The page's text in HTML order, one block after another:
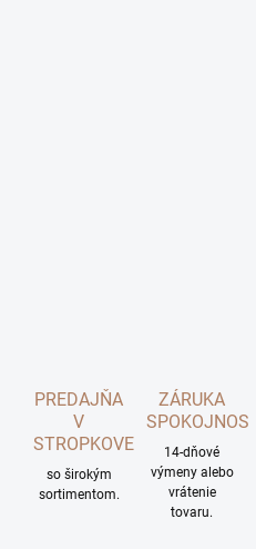
PREDAJŇA
V
STROPKOVE
so širokým
sortimentom.
ZÁRUKA
SPOKOJNOSTI
14-dňové
výmeny alebo
vrátenie
tovaru.